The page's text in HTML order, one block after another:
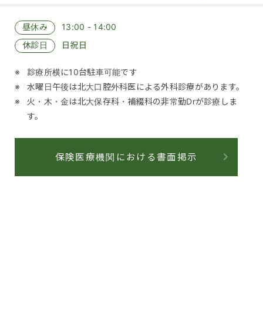
昼休み
13:00 - 14:00
休診日
日祝日
診療所横に10台駐車可能です
水曜日午後は北大口腔外科医による外科診療があります。
火・木・金は北大保存科・補綴科の非常勤Drが診療しま
す。
保険医療機関における書面掲示